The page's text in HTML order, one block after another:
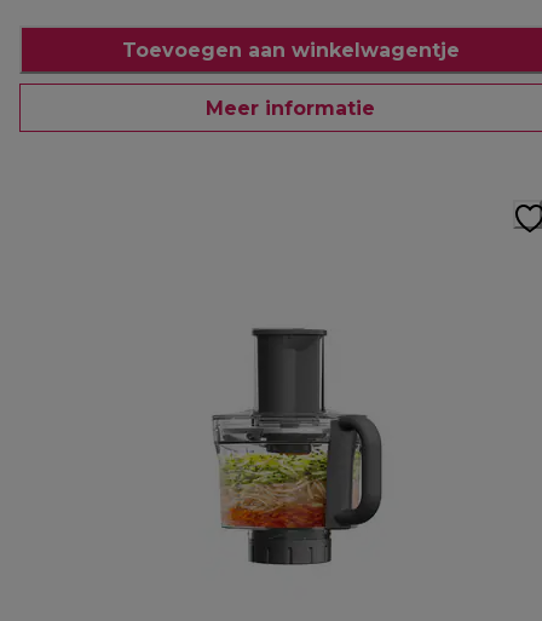
Toevoegen aan winkelwagentje
Meer informatie